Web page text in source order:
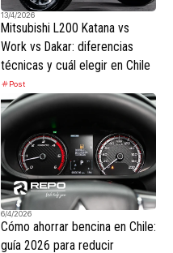
13/4/2026
Mitsubishi L200 Katana vs
Work vs Dakar: diferencias
técnicas y cuál elegir en Chile
Post
6/4/2026
Cómo ahorrar bencina en Chile:
guía 2026 para reducir